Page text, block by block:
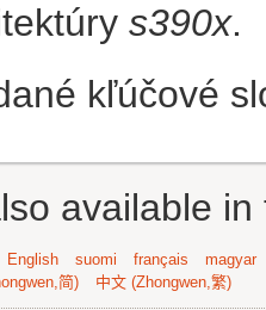
s390x.
kľúčové
available
English suomi français
magyar
简) 中文 (Zhongwen,繁)